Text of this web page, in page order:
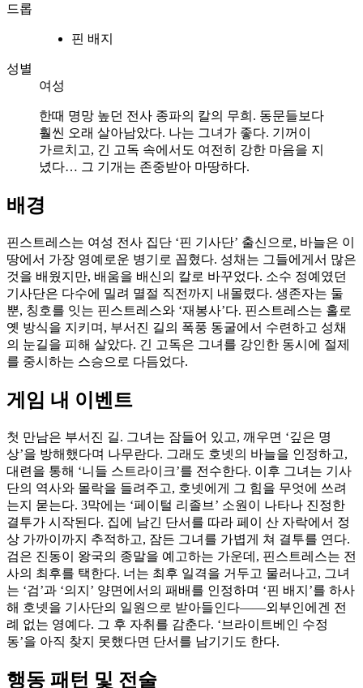
드롭
핀 배지
성별
여성
한때 명망 높던 전사 종파의 칼의 무희. 동문들보다
훨씬 오래 살아남았다. 나는 그녀가 좋다. 기꺼이
가르치고, 긴 고독 속에서도 여전히 강한 마음을 지
녔다… 그 기개는 존중받아 마땅하다.
배경
핀스트레스는 여성 전사 집단 ‘핀 기사단’ 출신으로, 바늘은 이
땅에서 가장 영예로운 병기로 꼽혔다. 성채는 그들에게서 많은
것을 배웠지만, 배움을 배신의 칼로 바꾸었다. 소수 정예였던
기사단은 다수에 밀려 멸절 직전까지 내몰렸다. 생존자는 둘
뿐, 칭호를 잇는 핀스트레스와 ‘재봉사’다. 핀스트레스는 홀로
옛 방식을 지키며, 부서진 길의 폭풍 동굴에서 수련하고 성채
의 눈길을 피해 살았다. 긴 고독은 그녀를 강인한 동시에 절제
를 중시하는 스승으로 다듬었다.
게임 내 이벤트
첫 만남은 부서진 길. 그녀는 잠들어 있고, 깨우면 ‘깊은 명
상’을 방해했다며 나무란다. 그래도 호넷의 바늘을 인정하고,
대련을 통해 ‘니들 스트라이크’를 전수한다. 이후 그녀는 기사
단의 역사와 몰락을 들려주고, 호넷에게 그 힘을 무엇에 쓰려
는지 묻는다. 3막에는 ‘페이털 리졸브’ 소원이 나타나 진정한
결투가 시작된다. 집에 남긴 단서를 따라 페이 산 자락에서 정
상 가까이까지 추적하고, 잠든 그녀를 가볍게 쳐 결투를 연다.
검은 진동이 왕국의 종말을 예고하는 가운데, 핀스트레스는 전
사의 최후를 택한다. 너는 최후 일격을 거두고 물러나고, 그녀
는 ‘검’과 ‘의지’ 양면에서의 패배를 인정하며 ‘핀 배지’를 하사
해 호넷을 기사단의 일원으로 받아들인다——외부인에겐 전
례 없는 영예다. 그 후 자취를 감춘다. ‘브라이트베인 수정
동’을 아직 찾지 못했다면 단서를 남기기도 한다.
행동 패턴 및 전술